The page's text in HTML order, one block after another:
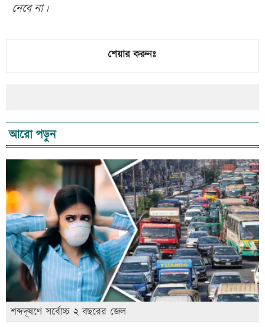
নেবে না।
শেয়ার করুনঃ
আরো পড়ুন
শব্দদূষণে সর্বোচ্চ ২ বছরের জেল